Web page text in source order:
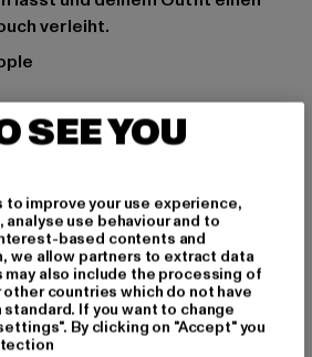
verleiht.
100% Baumwolle
GmbH |
München | DE
SEE YOU
improve your use experience,
use behaviour and to
based contents and
we allow partners to extract data
also include the processing of
other countries which do not have
If you want to change
By clicking on "Accept" you